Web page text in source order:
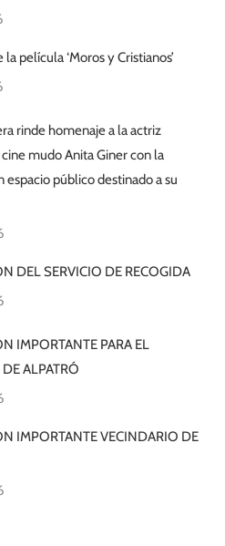
película ‘Moros y Cristianos’
rinde homenaje a la actriz
mudo Anita Giner con la
espacio público destinado a su
DEL SERVICIO DE RECOGIDA
IMPORTANTE PARA EL
ALPATRÓ
IMPORTANTE VECINDARIO DE